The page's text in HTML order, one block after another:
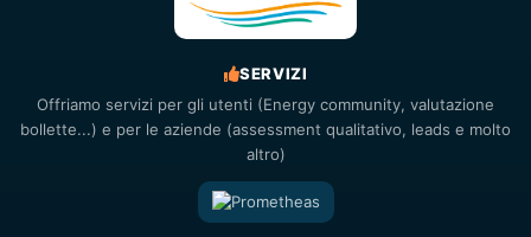
SERVIZI
Offriamo servizi per gli utenti (Energy community, valutazione
bollette...) e per le aziende (assessment qualitativo, leads e molto
altro)